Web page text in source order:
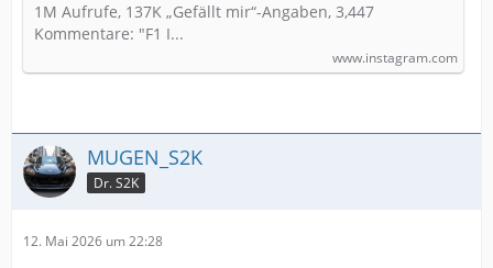
1M Aufrufe, 137K „Gefällt mir“-Angaben, 3,447
Kommentare: "F1 I...
www.instagram.com
MUGEN_S2K
Dr. S2K
12. Mai 2026 um 22:28